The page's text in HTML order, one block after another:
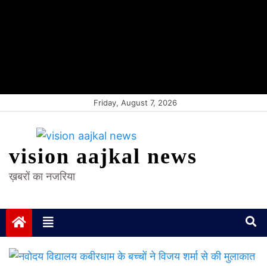
Friday, August 7, 2026
vision aajkal news
ख़बरों का नजरिया